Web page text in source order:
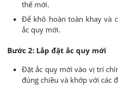
thế mới.
Để khô hoàn toàn khay và
ắc quy mới.
Bước 2: Lắp đặt ắc quy mới
Đặt ắc quy mới vào vị trí
đúng chiều và khớp với các